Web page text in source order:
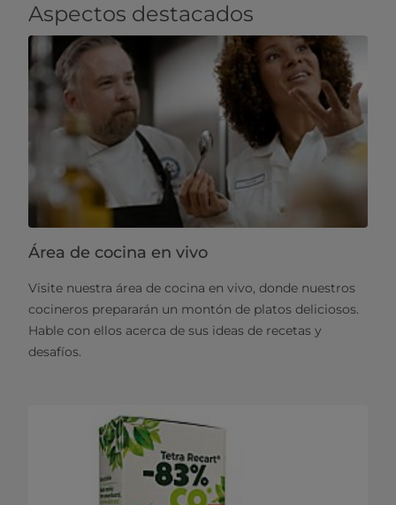
​​Aspectos destacados
Área de cocina en vivo
Visite nuestra área de cocina en vivo, donde nuestros
cocineros prepararán un montón de platos deliciosos.
Hable con ellos acerca de sus ideas de recetas y
desafíos.